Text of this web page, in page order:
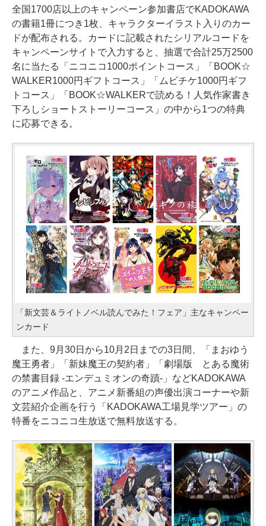
全国1700店以上のキャンペーン参加書店でKADOKAWA
の書籍1冊につき1枚、キャラクターイラスト入りのカー
ドが配布される。カードに記載されたシリアルコードを
キャンペーンサイトで入力すると、抽選で合計25万2500
名に当たる「ニコニコ1000ポイントコース」「BOOK☆
WALKER1000円ギフトコース」「ムビチケ1000円ギフ
トコース」「BOOK☆WALKERで読める！人気作家書き
下ろしショートストーリーコース」の中から1つの特典
に応募できる。
「新文芸＆ライトノベル読んでみた！フェア」主なキャンペー
ンカード
また、9月30日から10月2日までの3日間、「まおゆう
魔王勇者」「新妹魔王の契約者」「劇場版 とある魔術
の禁書目録 -エンデュミオンの奇蹟-」などKADOKAWA
のアニメ作品と、アニメ新番組の声優出演コーナーや新
文芸紹介企画を行う「KADOKAWA工場見学ツアー」の
特番をニコニコ生放送で無料放送する。